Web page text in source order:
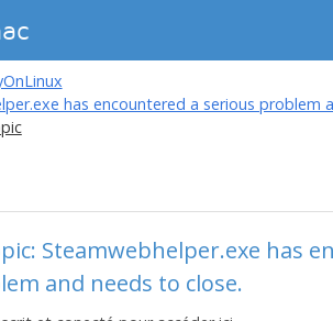
has encountered a serious problem
Steamwebhelper.exe has
and needs to close.